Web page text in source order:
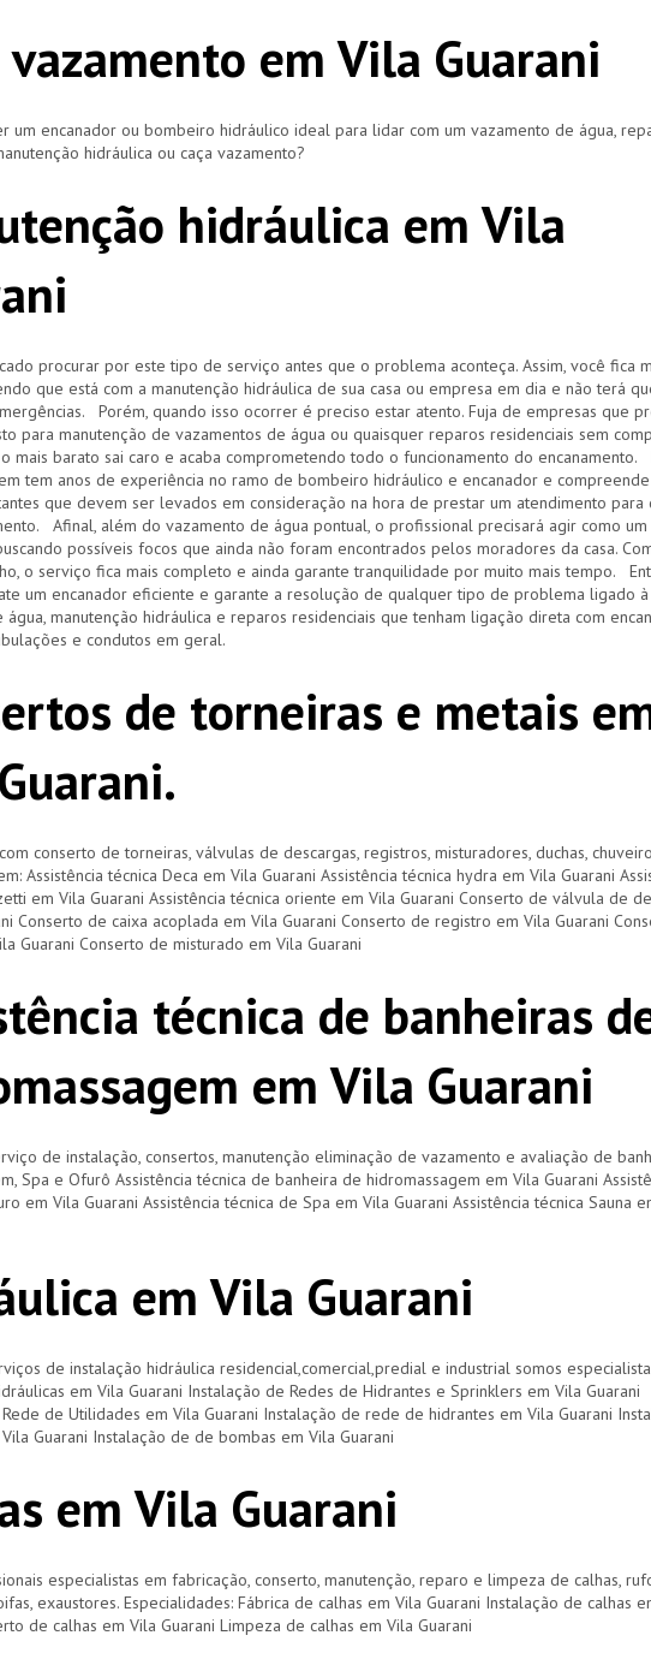
vazamento em Vila Guarani
um encanador ou bombeiro hidráulico ideal para lidar com um vazamento de água,
hidráulica ou caça vazamento?
hidráulica em Vila
procurar por este tipo de serviço antes que o problema aconteça. Assim, você fica
que está com a manutenção hidráulica de sua casa ou empresa em dia e não terá
Porém, quando isso ocorrer é preciso estar atento. Fuja de empresas que
para manutenção de vazamentos de água ou quaisquer reparos residenciais sem
mais barato sai caro e acaba comprometendo todo o funcionamento do encanamento.
tem anos de experiência no ramo de bombeiro hidráulico e encanador e
que devem ser levados em consideração na hora de prestar um atendimento para
Afinal, além do vazamento de água pontual, o profissional precisará agir como um
possíveis focos que ainda não foram encontrados pelos moradores da casa.
o serviço fica mais completo e ainda garante tranquilidade por muito mais tempo.
um encanador eficiente e garante a resolução de qualquer tipo de problema ligado à
água, manutenção hidráulica e reparos residenciais que tenham ligação direta com
e condutos em geral.
de torneiras e metais
conserto de torneiras, válvulas de descargas, registros, misturadores, duchas,
Assistência técnica Deca em Vila Guarani Assistência técnica hydra em Vila Guarani
em Vila Guarani Assistência técnica oriente em Vila Guarani Conserto de válvula de
Conserto de caixa acoplada em Vila Guarani Conserto de registro em Vila Guarani
Guarani Conserto de misturado em Vila Guarani
técnica de banheiras
em Vila Guarani
de instalação, consertos, manutenção eliminação de vazamento e avaliação de
Spa e Ofurô Assistência técnica de banheira de hidromassagem em Vila Guarani
em Vila Guarani Assistência técnica de Spa em Vila Guarani Assistência técnica Sauna
em Vila Guarani
de instalação hidráulica residencial,comercial,predial e industrial somos
em Vila Guarani Instalação de Redes de Hidrantes e Sprinklers em Vila Guarani
de Utilidades em Vila Guarani Instalação de rede de hidrantes em Vila Guarani
Guarani Instalação de de bombas em Vila Guarani
em Vila Guarani
especialistas em fabricação, conserto, manutenção, reparo e limpeza de calhas,
exaustores. Especialidades: Fábrica de calhas em Vila Guarani Instalação de calhas
de calhas em Vila Guarani Limpeza de calhas em Vila Guarani